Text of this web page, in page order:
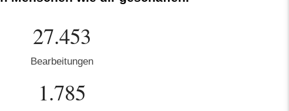
27.453
Bearbeitungen
1.785